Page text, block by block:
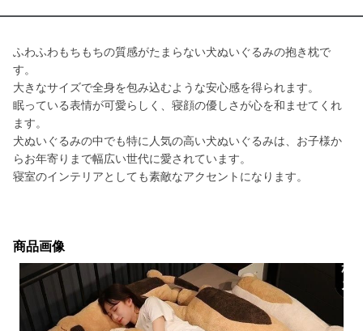
ふわふわもちもちの質感がたまらない犬ぬいぐるみの抱き枕で
す。
大きなサイズで全身を包み込むような安心感を得られます。
眠っている表情が可愛らしく、寝顔の優しさが心を和ませてくれ
ます。
犬ぬいぐるみの中でも特に人気の高い犬ぬいぐるみは、お子様か
らお年寄りまで幅広い世代に愛されています。
寝室のインテリアとしても素敵なアクセントになります。
商品画像